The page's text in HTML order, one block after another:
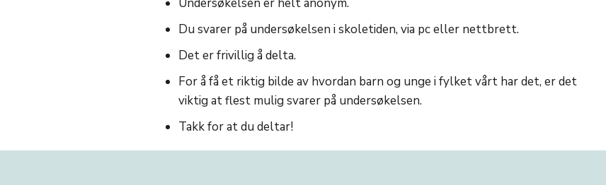
Undersøkelsen er helt anonym.
Du svarer på undersøkelsen i skoletiden, via pc eller nettbrett.
Det er frivillig å delta.
For å få et riktig bilde av hvordan barn og unge i fylket vårt har det, er det
viktig at flest mulig svarer på undersøkelsen.
Takk for at du deltar!